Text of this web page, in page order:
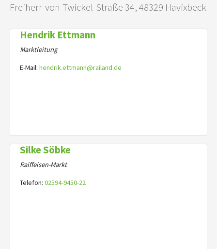
Freiherr-von-Twickel-Straße 34, 48329 Havixbeck
Hendrik Ettmann
Marktleitung
E-Mail: hendrik.ettmann@railand.de
Silke Söbke
Raiffeisen-Markt
Telefon: 02594-9450-22